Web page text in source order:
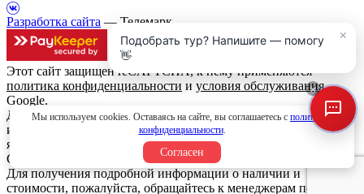
Разработка сайта — Телемарк
Этот сайт защищен reCAPTCHA, к нему применяются
политика конфиденциальности и условия обслуживания
Google.
Данный интернет сайт носит исключительно
информационный характер и вся информация на нем не
является публичной офертой, определяемой положениями
Статьи 437 (2) Гражданского кодекса Российской Федерации.
Для получения подробной информации о наличии и
стоимости, пожалуйста, обращайтесь к менеджерам по
Мы используем cookies. Оставаясь на сайте, вы соглашаетесь с политикой
конфиденциальности.
Согласен
×
Подобрать тур? Напишите — помогу
👋
×